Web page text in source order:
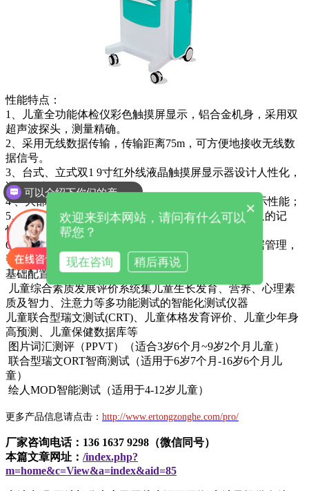
性能特点：
1、儿童全功能体检仪彩色触摸屏显示，铝合金机身，采用双
超声波探头，测量精确。
2、采用无线数据传输，传输距离75m，可方便地接收无线数
据信号。
3、台式、立式双1 9寸红外线液晶触摸屏显示器设计人性化，
适于儿童身体健康发展
4 、大部分测试具有声报图片词汇性能和语音自动提示性能；
5、有清摄像功能，可插入美的清儿童照片，留下永久的记
忆；
6、具有测试，存储，分析，统计，打印，查询，数据管理，
帮助功能
基础配置：
儿童综合素质发展评价系统集儿童生长发育、营养、心理素
质及智力、注意力等多功能测试的智能化测试仪器
儿童联合型瑞文测试(CRT)、儿童体格发育评价、儿童少年身
高预测、儿童保健数据库等
图片词汇测评（PPVT）（适合3岁6个月~9岁2个月儿童）
联合型瑞文ORT智商测试（适用于6岁7个月-16岁6个月儿
童）
绘人MOD智能测试（适用于4-12岁儿童）
更多产品信息请点击： http://www.ertongzonghe.com/pro/
厂家咨询电话：136 1637 9298（微信同号）
本篇文章网址： /index.php?
m=home&c=View&a=index&aid=85
可以介绍下你们的产品么
×
欢迎来到本网站，请问有什么可以
帮您？
现在咨询 稍后再说